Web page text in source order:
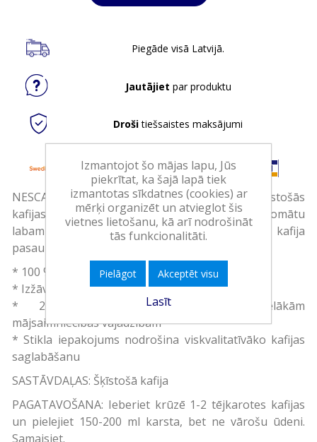
Piegāde visā Latvijā.
Jautājiet par produktu
Drošitiešsaistes maksājumi
NESCAFÉ Classic — krūze NESCAFÉ Classic šķīstošās
kafijas ar stipru, izteiksmīgu garšu un vilinošu aromātu
labam dienas sākumam. Šī ir visiecienītākā kafija
pasaulē, ko viegli atradīsiet jebkurā valstī!
* 100 % šķīstošā kafija granulās
* Izžāvēta karsējot
* 200 g iepakojums paredzēts lielākām
mājsaimniecības vajadzībām
* Stikla iepakojums nodrošina viskvalitatīvāko kafijas
saglabāšanu
SASTĀVDAĻAS: Šķīstošā kafija
PAGATAVOŠANA: Ieberiet krūzē 1-2 tējkarotes kafijas
un pielejiet 150-200 ml karsta, bet ne vārošu ūdeni.
Samaisiet.
Izmantojot šo mājas lapu, Jūs
piekrītat, ka šajā lapā tiek
izmantotas sīkdatnes (cookies) ar
mērķi organizēt un atvieglot šis
vietnes lietošanu, kā arī nodrošināt
tās funkcionalitāti.
Pielāgot Akceptēt visu
Lasīt